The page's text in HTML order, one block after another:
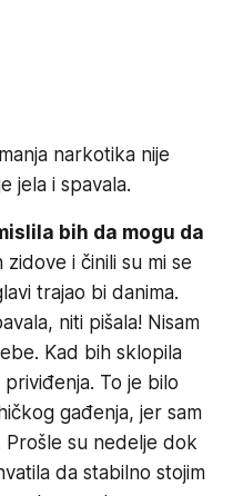
narkotika nije
jela i spavala.
bih da mogu da
zidove i činili su mi se
trajao bi danima.
niti pišala! Nisam
Kad bih sklopila
To je bilo
gađenja, jer sam
Prošle su nedelje dok
da stabilno stojim